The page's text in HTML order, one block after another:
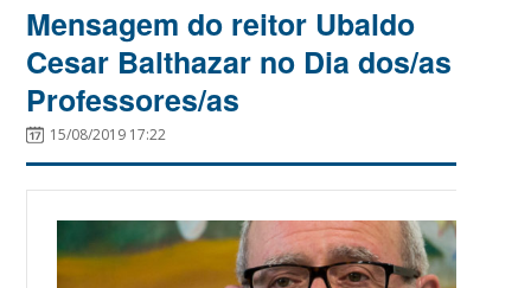
Mensagem do reitor Ubaldo
Cesar Balthazar no Dia dos/as
Professores/as
15/08/2019 17:22